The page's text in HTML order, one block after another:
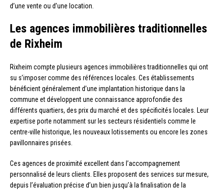
d’une vente ou d’une location.
Les agences immobilières traditionnelles
de Rixheim
Rixheim compte plusieurs agences immobilières traditionnelles qui ont
su s’imposer comme des références locales. Ces établissements
bénéficient généralement d’une implantation historique dans la
commune et développent une connaissance approfondie des
différents quartiers, des prix du marché et des spécificités locales. Leur
expertise porte notamment sur les secteurs résidentiels comme le
centre-ville historique, les nouveaux lotissements ou encore les zones
pavillonnaires prisées.
Ces agences de proximité excellent dans l’accompagnement
personnalisé de leurs clients. Elles proposent des services sur mesure,
depuis l’évaluation précise d’un bien jusqu’à la finalisation de la